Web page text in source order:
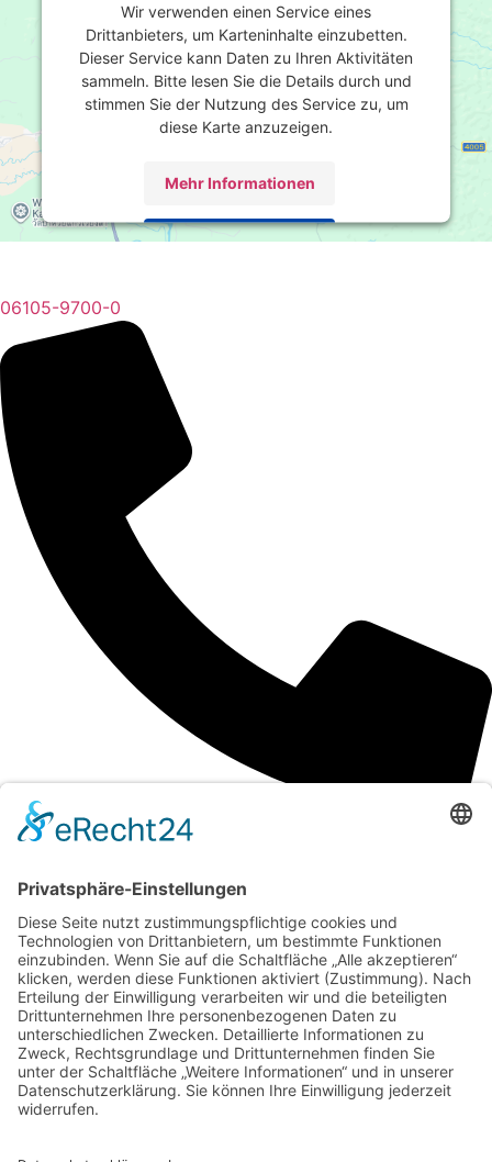
Wir verwenden einen Service eines
Drittanbieters, um Karteninhalte einzubetten.
Dieser Service kann Daten zu Ihren Aktivitäten
sammeln. Bitte lesen Sie die Details durch und
stimmen Sie der Nutzung des Service zu, um
diese Karte anzuzeigen.
Mehr Informationen
Akzeptieren
06105-9700-0
E-Mail senden